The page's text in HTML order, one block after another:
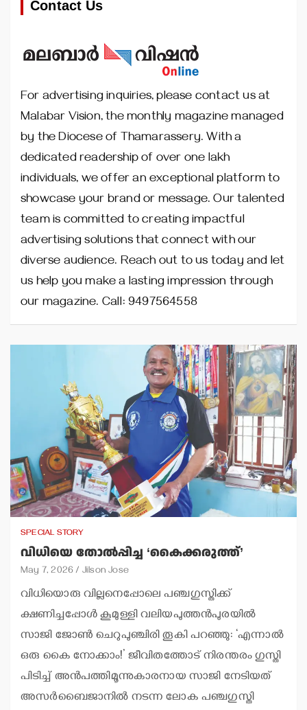
Contact Us
For advertising inquiries, please contact us at
Malabar Vision, the monthly magazine managed
by the Diocese of Thamarassery. With a
dedicated readership of over one lakh
individuals, we offer an exceptional platform to
showcase your brand or message. Our talented
team is committed to creating impactful
advertising solutions that connect with our
diverse audience. Reach out to us today and let
us help you make a lasting impression through
our magazine. Call: 9497564558
SPECIAL STORY
വിധിയെ തോല്‍പ്പിച്ച ‘കൈക്കരുത്ത്’
May 7, 2026 Jilson Jose
വിധിയൊരു വില്ലനെപ്പോലെ പഞ്ചഗുസ്തിക്ക്
ക്ഷണിച്ചപ്പോള്‍ കൂമുള്ളി വലിയപുത്തന്‍പുരയില്‍
സാജി ജോണ്‍ ചെറുപുഞ്ചിരി തൂകി പറഞ്ഞു: ‘എന്നാല്‍
ഒരു കൈ നോക്കാം!’ ജീവിതത്തോട് നിരന്തരം ഗുസ്തി
പിടിച്ച് അന്‍പത്തിമൂന്നുകാരനായ സാജി നേടിയത്
അസര്‍ബൈജാനില്‍ നടന്ന ലോക പഞ്ചഗുസ്തി